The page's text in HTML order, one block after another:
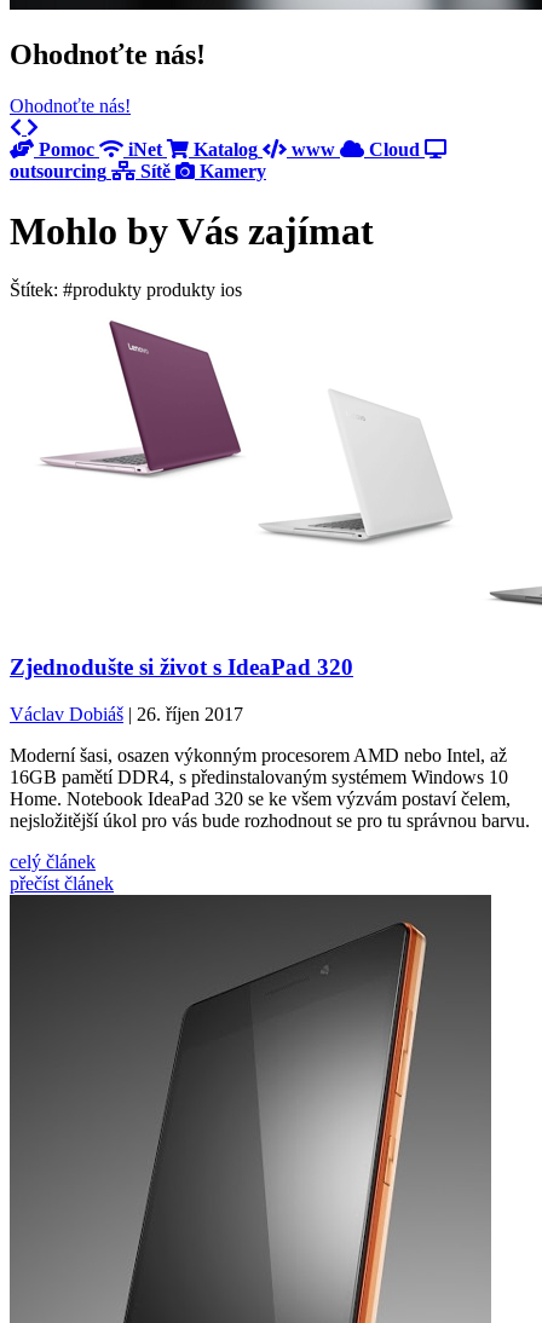
Ohodnoťte nás!
Ohodnoťte nás!
Previous
Pomoc
iNet Katalog www
Cloud
outsourcing
Sítě Kamery
Mohlo by Vás zajímat
Štítek: #produkty produkty ios
Zjednodušte si život s IdeaPad 320
Václav Dobiáš | 26. říjen 2017
Moderní šasi, osazen výkonným procesorem AMD nebo Intel, až
16GB pamětí DDR4, s předinstalovaným systémem Windows 10
Home. Notebook IdeaPad 320 se ke všem výzvám postaví čelem,
nejsložitější úkol pro vás bude rozhodnout se pro tu správnou barvu.
celý článek
přečíst článek